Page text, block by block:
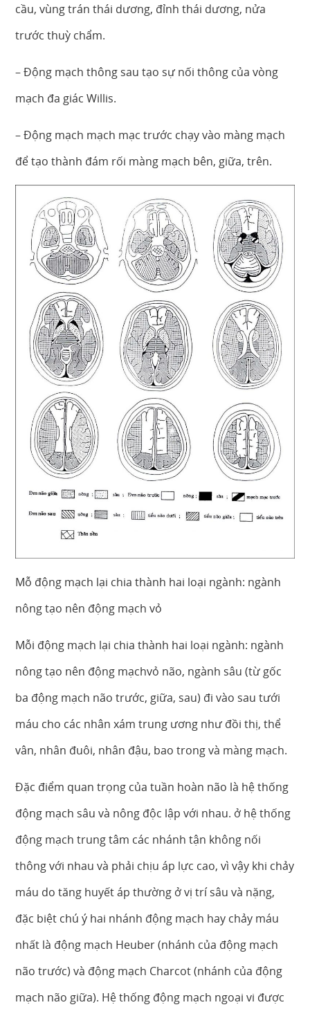
cầu, vùng trán thái dương, đỉnh thái dương, nửa
trước thuỳ chẩm.
– Động mạch thông sau tạo sự nối thông của vòng
mạch đa giác Willis.
– Động mạch mạch mạc trước chạy vào màng mạch
để tạo thành đám rối màng mạch bên, giữa, trên.
Mỗ động mạch lại chia thành hai loại ngành: ngành
nông tạo nên động mạch vỏ
Mỗi động mạch lại chia thành hai loại ngành: ngành
nông tạo nên động mạchvỏ não, ngành sâu (từ gốc
ba động mạch não trước, giữa, sau) đi vào sau tưới
máu cho các nhân xám trung ương như đồi thị, thể
vân, nhân đuôi, nhân đậu, bao trong và màng mạch.
Đặc điểm quan trọng của tuần hoàn não là hệ thống
động mạch sâu và nông độc lập với nhau. ở hệ thống
động mạch trung tâm các nhánh tận không nối
thông với nhau và phải chịu áp lực cao, vì vậy khi chảy
máu do tăng huyết áp thường ở vị trí sâu và nặng,
đặc biệt chú ý hai nhánh động mạch hay chảy máu
nhất là động mạch Heuber (nhánh của động mạch
não trước) và động mạch Charcot (nhánh của động
mạch não giữa). Hệ thống động mạch ngoại vi được